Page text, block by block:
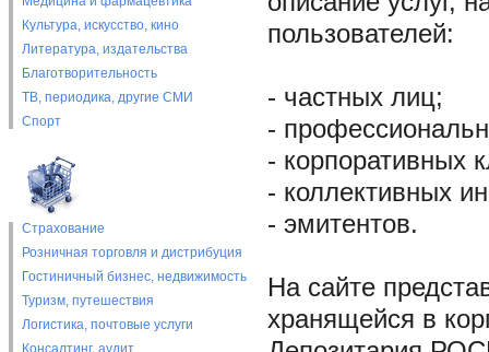
Культура, искусство, кино
Литература, издательства
Благотворительность
ТВ, периодика, другие СМИ
Спорт
Страхование
Розничная торговля и дистрибуция
Гостиничный бизнес, недвижимость
Туризм, путешествия
Логистика, почтовые услуги
Консалтинг, аудит
пользователей:
- частных лиц;
-
- корпоративных
- коллективных
- эмитентов.
На сайте
хранящейся в